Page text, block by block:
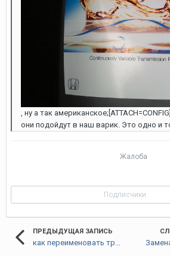
, ну а так
они подойдут в наш варик. Это одно и
Жалоба
Подписчики
ПРЕДЫДУЩАЯ ЗАПИСЬ